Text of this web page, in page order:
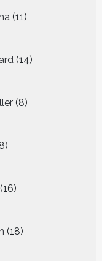
11
producten
14
producten
8
producten
producten
16
producten
18
producten